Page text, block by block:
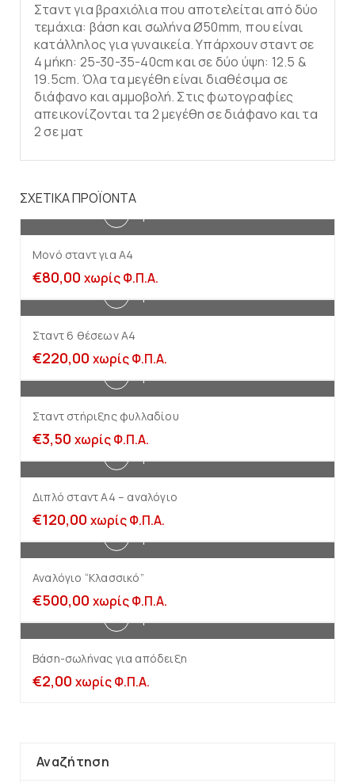
Σταντ για βραχιόλια που αποτελείται από δύο
τεμάχια: βάση και σωλήνα Ø50mm, που είναι
κατάλληλος για γυναικεία. Υπάρχουν σταντ σε
4 μήκη: 25-30-35-40cm και σε δύο ύψη: 12.5 &
19.5cm. Όλα τα μεγέθη είναι διαθέσιμα σε
διάφανο και αμμοβολή. Στις φωτογραφίες
απεικονίζονται τα 2 μεγέθη σε διάφανο και τα
2 σε ματ
ΣΧΕΤΙΚΆ ΠΡΟΪΌΝΤΑ
Μονό σταντ για Α4
€80,00 χωρίς Φ.Π.Α.
Σταντ 6 θέσεων Α4
€220,00 χωρίς Φ.Π.Α.
Σταντ στήριξης φυλλαδίου
€3,50 χωρίς Φ.Π.Α.
Διπλό σταντ Α4 – αναλόγιο
€120,00 χωρίς Φ.Π.Α.
Αναλόγιο “Κλασσικό”
€500,00 χωρίς Φ.Π.Α.
Βάση-σωλήνας για απόδειξη
€2,00 χωρίς Φ.Π.Α.
Αναζήτηση